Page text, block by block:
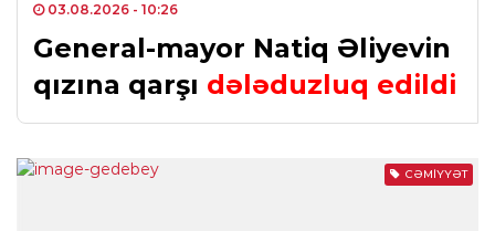
03.08.2026 - 10:26
General-mayor Natiq Əliyevin
qızına qarşı dələduzluq edildi
CƏMIYYƏT